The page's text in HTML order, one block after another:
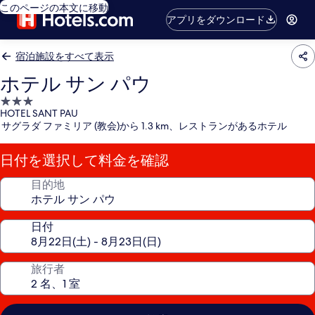
このページの本文に移動
アプリをダウンロード
宿泊施設をすべて表示
ホテル サン パウ
3.0
つ
星
宿
泊
施
HOTEL SANT PAU
サグラダ ファミリア (教会)から 1.3 km、レストランがあるホテル
日付を選択して料金を確認
目的地
日付
旅行者